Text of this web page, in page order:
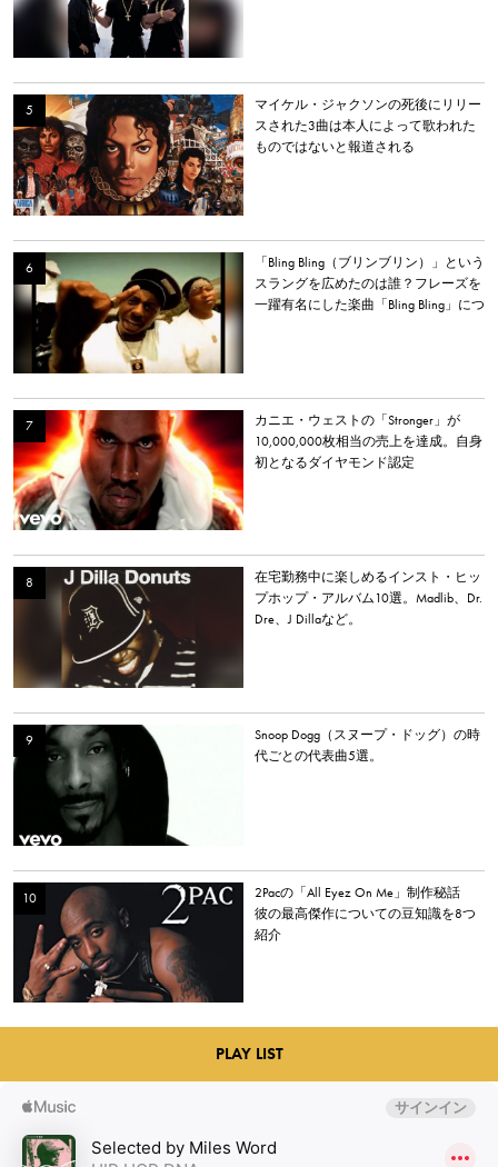
マイケル・ジャクソンの死後にリリー
スされた3曲は本人によって歌われた
ものではないと報道される
「Bling Bling（ブリンブリン）」という
スラングを広めたのは誰？フレーズを
一躍有名にした楽曲「Bling Bling」につ
カニエ・ウェストの「Stronger」が
10,000,000枚相当の売上を達成。自身
初となるダイヤモンド認定
在宅勤務中に楽しめるインスト・ヒッ
プホップ・アルバム10選。Madlib、Dr.
Dre、J Dillaなど。
Snoop Dogg（スヌープ・ドッグ）の時
代ごとの代表曲5選。
2Pacの「All Eyez On Me」制作秘話
彼の最高傑作についての豆知識を8つ
紹介
PLAY LIST